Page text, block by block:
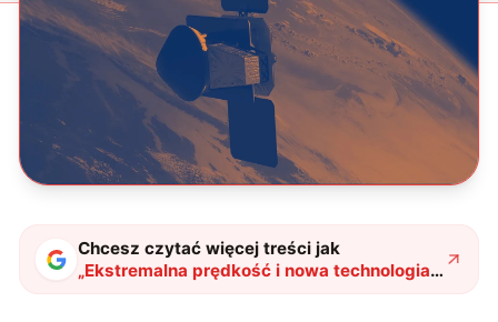
Chcesz czytać więcej treści jak
„Ekstremalna prędkość i nowa technologia.
Program Prometeusz wkracza w